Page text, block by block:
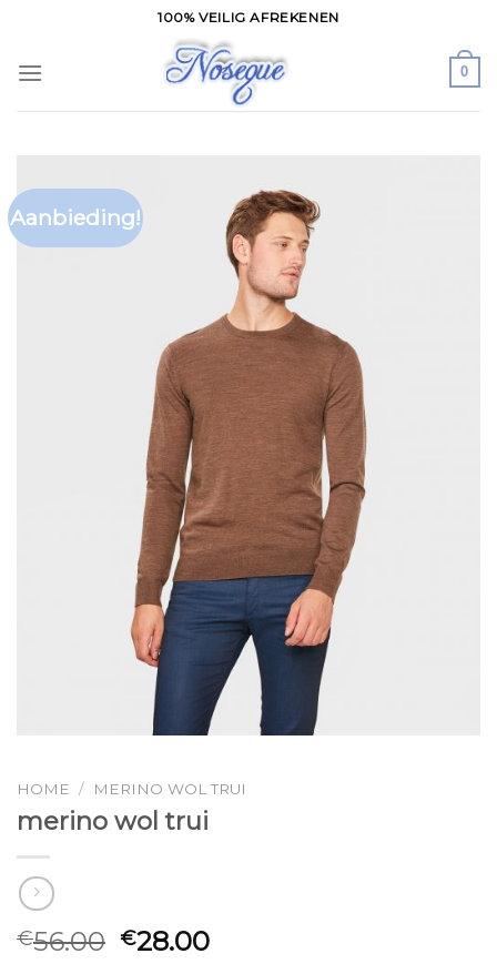
content
100% VEILIG AFREKENEN
0
Aanbieding!
HOME / MERINO WOL TRUI
merino wol trui
€56.00 €28.00